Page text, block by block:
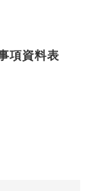
項資料表